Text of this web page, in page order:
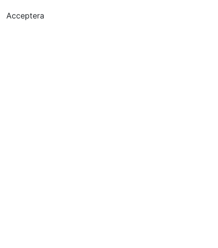
Acceptera